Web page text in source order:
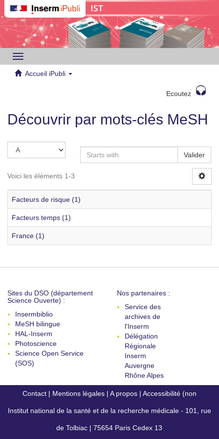
Toggle
navigation
Accueil iPubli
Ecoutez
Découvrir par mots-clés MeSH
Valider
Voici les éléments 1-3
Facteurs de risque (1)
Facteurs temps (1)
France (1)
Sites du DSO (département
Science Ouverte) :
Insermbiblio
MeSH bilingue
HAL-Inserm
Photoscience
Science Open Service
(SOS)
Nos partenaires :
Service des
archives de
l'Inserm
Délégation
Régionale
Inserm
Auvergne
Rhône Alpes
Contact | Mentions légales | A propos | Accessibilité (non
conforme)
Institut national de la santé et de la recherche médicale - 101, rue
de Tolbiac | 75654 Paris Cedex 13